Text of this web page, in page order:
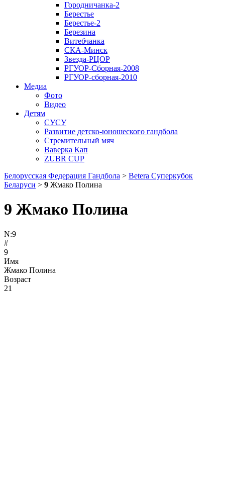
Городничанка-2
Берестье
Берестье-2
Березина
Витебчанка
СКА-Минск
Звезда-РЦОР
РГУОР-Сборная-2008
РГУОР-сборная-2010
Медиа
Фото
Видео
Детям
СУСУ
Развитие детско-юношеского гандбола
Стремительный мяч
Ваверка Кап
ZUBR CUP
Белорусская Федерация Гандбола > Betera Суперкубок
Беларуси > 9 Жмако Полина
9 Жмако Полина
N:9
#
9
Имя
Жмако Полина
Возраст
21